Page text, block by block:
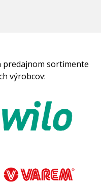
predajnom sortimente
výrobcov: